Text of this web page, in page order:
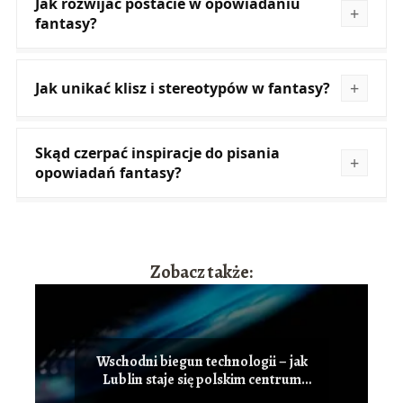
fantasy?
Jak unikać klisz i stereotypów w fantasy?
Skąd czerpać inspiracje do pisania
opowiadań fantasy?
Zobacz także:
Wschodni biegun technologii – jak
Lublin staje się polskim centrum